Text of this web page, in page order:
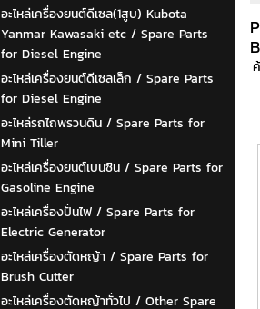
อะไหล่เครื่องยนต์ดีเซล(1สูบ) Kubota
Yanmar Kawasaki etc / Spare Parts
for Diesel Engine
อะไหล่เครื่องยนต์ดีเซลเล็ก / Spare Parts
for Diesel Engine
อะไหล่รถไถพรวนดิน / Spare Parts for
Mini Tiller
อะไหล่เครื่องยนต์เบนซิน / Spare Parts for
Gasoline Engine
อะไหล่เครื่องปั่นไฟ / Spare Parts for
Electric Generator
อะไหล่เครื่องตัดหญ้า / Spare Parts for
Brush Cutter
อะไหล่เครื่องตัดหญ้าทั่วไป / Other Spare